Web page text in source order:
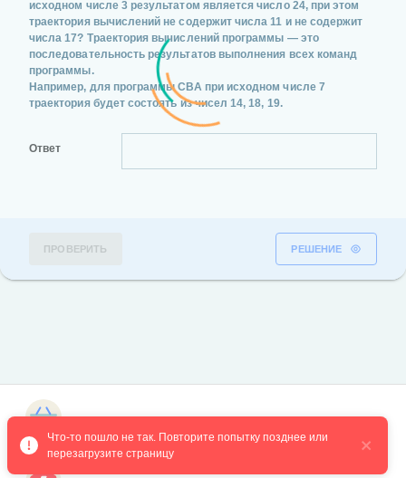
исходном числе 3 результатом является число 24, при этом
траектория вычислений не содержит числа 11 и не содержит
числа 17? Траектория вычислений программы — это
последовательность результатов выполнения всех команд
программы.
Например, для программы СВА при исходном числе 7
траектория будет состоять из чисел 14, 18, 19.
Ответ
ПРОВЕРИТЬ РЕШЕНИЕ
Что-то пошло не так. Повторите попытку позднее или
перезагрузите страницу